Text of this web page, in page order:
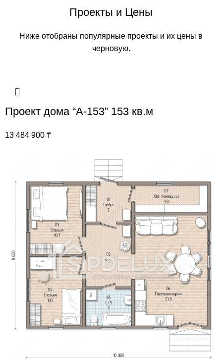
Проекты и Цены
Ниже отобраны популярные проекты и их цены в
черновую.
Проект дома “А-153” 153 кв.м
13 484 900 ₸